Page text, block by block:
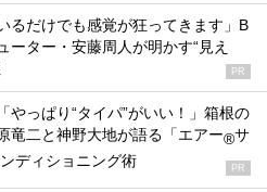
るだけでも感覚が狂ってきます」B
ーター・安藤周人が明かす“見え
PR
やっぱり“タイパ”がいい！」箱根の
竜二と神野大地が語る「エアー®サ
ンディショニング術 PR